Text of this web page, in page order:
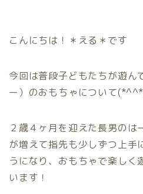
こんにちは！＊える＊です
今回は普段子どもたちが遊ん
ー）のおもちゃについて
２歳４ヶ月を迎えた長男のは
が増えて指先も少しずつ上手
うになり、おもちゃで楽しく
います！